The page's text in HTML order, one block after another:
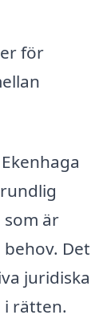
för
som är
Det
juridiska
rätten.